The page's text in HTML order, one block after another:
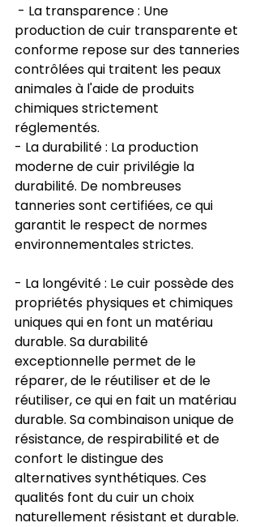
- La transparence : Une
production de cuir transparente et
conforme repose sur des tanneries
contrôlées qui traitent les peaux
animales à l'aide de produits
chimiques strictement
réglementés.
- La durabilité : La production
moderne de cuir privilégie la
durabilité. De nombreuses
tanneries sont certifiées, ce qui
garantit le respect de normes
environnementales strictes.
- La longévité : Le cuir possède des
propriétés physiques et chimiques
uniques qui en font un matériau
durable. Sa durabilité
exceptionnelle permet de le
réparer, de le réutiliser et de le
réutiliser, ce qui en fait un matériau
durable. Sa combinaison unique de
résistance, de respirabilité et de
confort le distingue des
alternatives synthétiques. Ces
qualités font du cuir un choix
naturellement résistant et durable.